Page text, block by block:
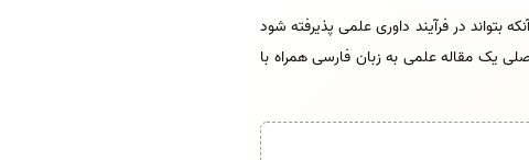
در فرآیند داوری علمی پذیرفته شود
یک مقاله علمی به زبان فارسی همراه با